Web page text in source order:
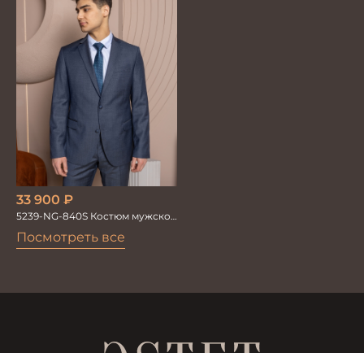
Посмотреть все
33 900 ₽
5239-NG-840S Костюм мужской
двойка